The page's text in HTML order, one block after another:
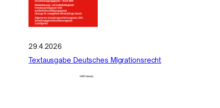
29.4.2026
Textausgabe Deutsches Migrationsrecht